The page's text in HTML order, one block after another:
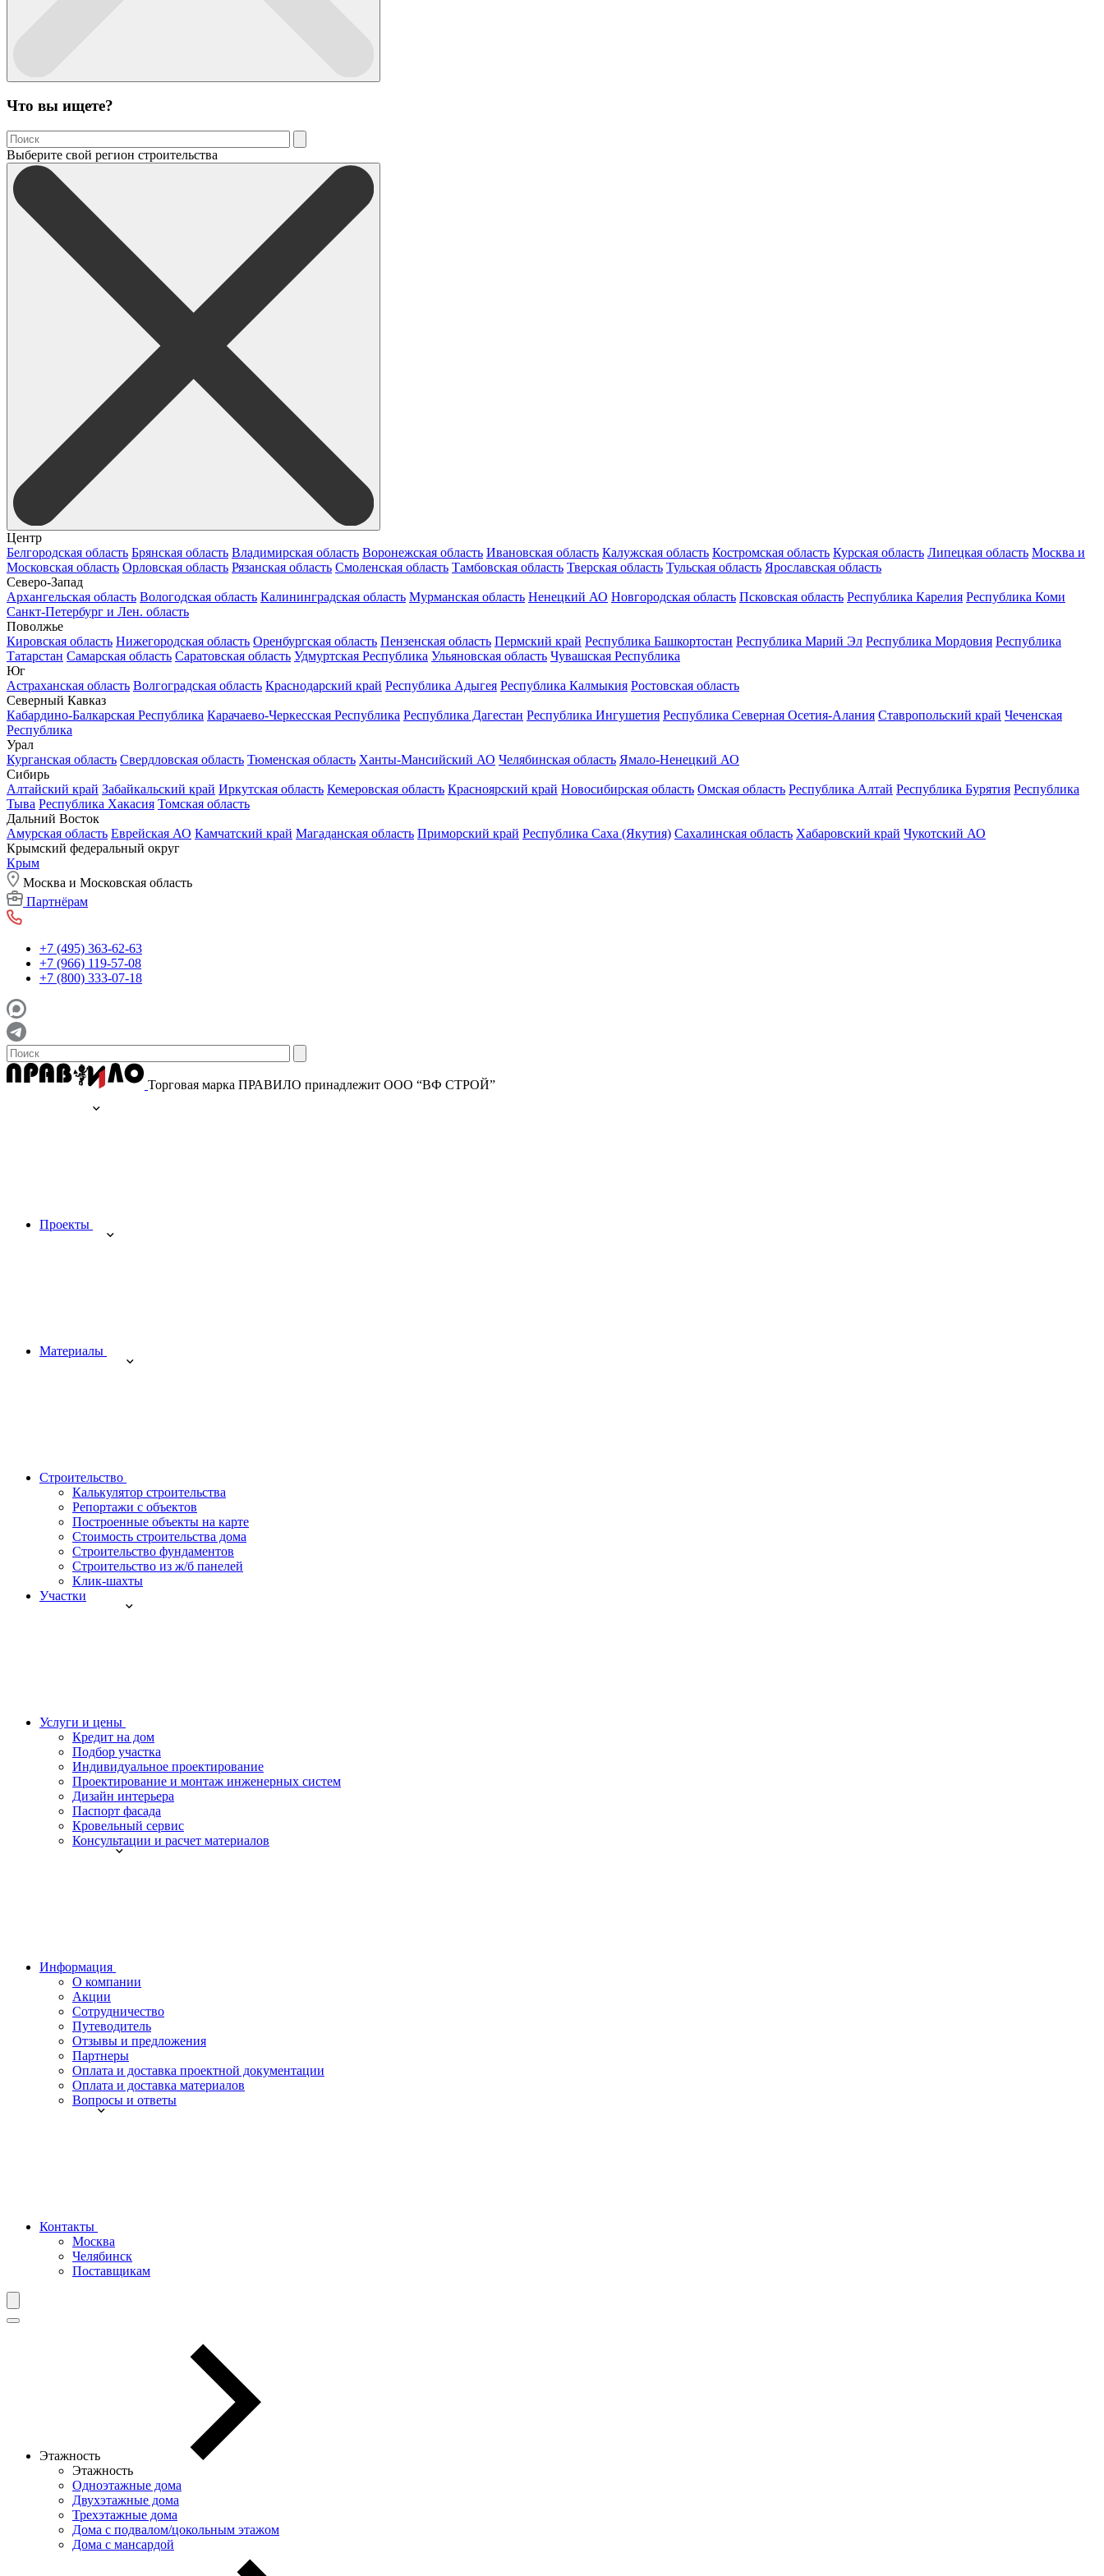
Что вы ищете?
Выберите свой регион строительства
Центр
Белгородская область Брянская область Владимирская область Воронежская область Ивановская область Калужская область Костромская область Курская область Липецкая область Москва и
Московская область Орловская область Рязанская область Смоленская область Тамбовская область Тверская область Тульская область Ярославская область
Северо-Запад
Архангельская область Вологодская область Калининградская область Мурманская область Ненецкий АО Новгородская область Псковская область Республика Карелия Республика Коми
Санкт-Петербург и Лен. область
Поволжье
Кировская область Нижегородская область Оренбургская область Пензенская область Пермский край Республика Башкортостан Республика Марий Эл Республика Мордовия Республика
Татарстан Самарская область Саратовская область Удмуртская Республика Ульяновская область Чувашская Республика
Юг
Астраханская область Волгоградская область Краснодарский край Республика Адыгея Республика Калмыкия Ростовская область
Северный Кавказ
Кабардино-Балкарская Республика Карачаево-Черкесская Республика Республика Дагестан Республика Ингушетия Республика Северная Осетия-Алания Ставропольский край Чеченская
Республика
Урал
Курганская область Свердловская область Тюменская область Ханты-Мансийский АО Челябинская область Ямало-Ненецкий АО
Сибирь
Алтайский край Забайкальский край Иркутская область Кемеровская область Красноярский край Новосибирская область Омская область Республика Алтай Республика Бурятия Республика
Тыва Республика Хакасия Томская область
Дальний Восток
Амурская область Еврейская АО Камчатский край Магаданская область Приморский край Республика Саха (Якутия) Сахалинская область Хабаровский край Чукотский АО
Крымский федеральный округ
Крым
Москва и Московская область
Партнёрам
+7 (495) 363-62-63
+7 (966) 119-57-08
+7 (800) 333-07-18
Торговая марка ПРАВИЛО принадлежит ООО “ВФ СТРОЙ”
Проекты
Материалы
Строительство
Калькулятор строительства
Репортажи с объектов
Построенные объекты на карте
Стоимость строительства дома
Строительство фундаментов
Строительство из ж/б панелей
Клик-шахты
Участки
Услуги и цены
Кредит на дом
Подбор участка
Индивидуальное проектирование
Проектирование и монтаж инженерных систем
Дизайн интерьера
Паспорт фасада
Кровельный сервис
Консультации и расчет материалов
Информация
О компании
Акции
Сотрудничество
Путеводитель
Отзывы и предложения
Партнеры
Оплата и доставка проектной документации
Оплата и доставка материалов
Вопросы и ответы
Контакты
Москва
Челябинск
Поставщикам
Этажность
Этажность
Одноэтажные дома
Двухэтажные дома
Трехэтажные дома
Дома с подвалом/цокольным этажом
Дома с мансардой